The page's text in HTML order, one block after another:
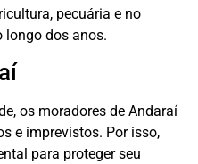
pecuária e no
longo dos anos.
os moradores de Andaraí
e imprevistos. Por isso,
para proteger seu